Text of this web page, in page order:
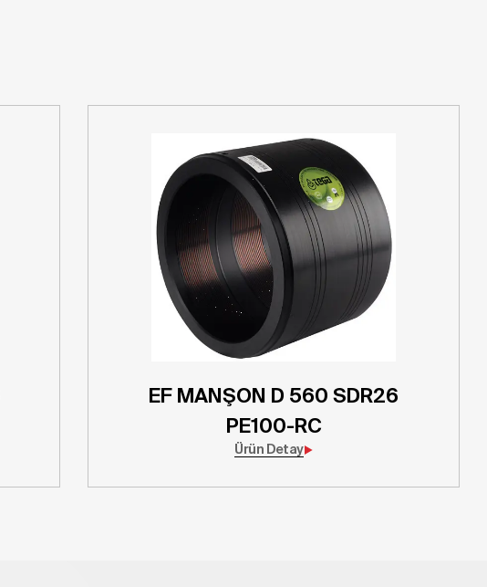
EF MANŞON D 560 SDR26
PE100-RC
Ürün Detay